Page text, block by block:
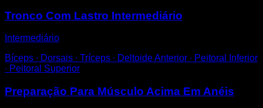
Tronco Com Lastro Intermediário
Intermediário
Bíceps ∙ Dorsais ∙ Tríceps ∙ Deltoide Anterior ∙ Peitoral Inferior
∙ Peitoral Superior
Preparação Para Músculo Acima Em Anéis